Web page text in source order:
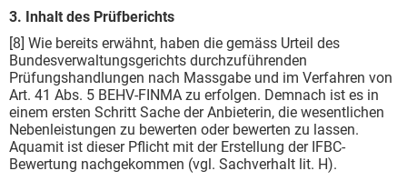
3. Inhalt des Prüfberichts
[8] Wie bereits erwähnt, haben die gemäss Urteil des
Bundesverwaltungsgerichts durchzuführenden
Prüfungshandlungen nach Massgabe und im Verfahren von
Art. 41 Abs. 5 BEHV-FINMA zu erfolgen. Demnach ist es in
einem ersten Schritt Sache der Anbieterin, die wesentlichen
Nebenleistungen zu bewerten oder bewerten zu lassen.
Aquamit ist dieser Pflicht mit der Erstellung der IFBC-
Bewertung nachgekommen (vgl. Sachverhalt lit. H).